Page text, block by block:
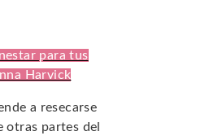
para tus
Harvick
a resecarse
otras partes del